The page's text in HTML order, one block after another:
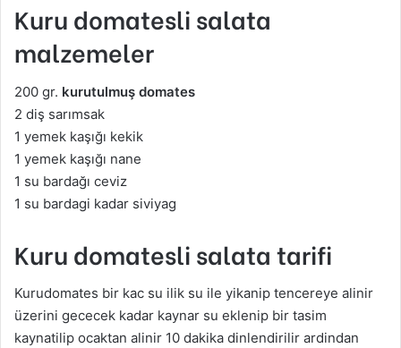
Kuru domatesli salata
malzemeler
200 gr. kurutulmuş domates
2 diş sarımsak
1 yemek kaşığı kekik
1 yemek kaşığı nane
1 su bardağı ceviz
1 su bardagi kadar siviyag
Kuru domatesli salata tarifi
Kurudomates bir kac su ilik su ile yikanip tencereye alinir
üzerini gececek kadar kaynar su eklenip bir tasim
kaynatilip ocaktan alinir 10 dakika dinlendirilir ardindan